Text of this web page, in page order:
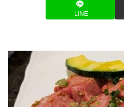
LINE